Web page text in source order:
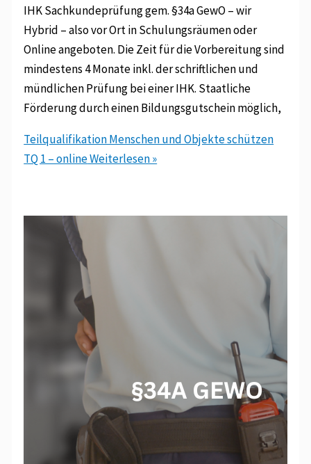
IHK Sachkundeprüfung gem. §34a GewO – wir
Hybrid – also vor Ort in Schulungsräumen oder
Online angeboten. Die Zeit für die Vorbereitung sind
mindestens 4 Monate inkl. der schriftlichen und
mündlichen Prüfung bei einer IHK. Staatliche
Förderung durch einen Bildungsgutschein möglich,
Teilqualifikation Menschen und Objekte schützen
TQ 1 – onlineWeiterlesen »